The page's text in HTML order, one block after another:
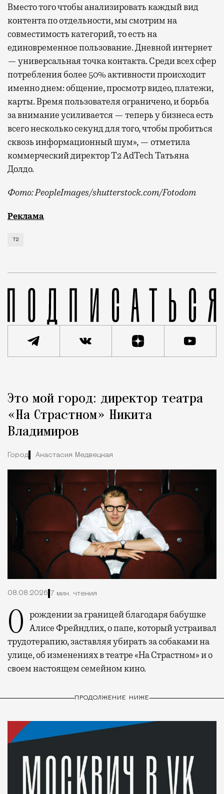
Вместо того чтобы анализировать каждый вид
контента по отдельности, мы смотрим на
совместимость категорий, то есть на
единовременное пользование. Дневной интернет
— универсальная точка контакта. Среди всех сфер
потребления более 50% активности происходит
именно днем: общение, просмотр видео, платежи,
карты. Время пользователя ограничено, и борьба
за внимание усиливается — теперь у бизнеса есть
всего несколько секунд для того, чтобы пробиться
сквозь информационный шум», — отметила
коммерческий директор Т2 AdTech Татьяна
Долдо.
Фото: PeopleImages/shutterstock.com/Fotodom
Мобильный оператор Т2 изучил модели интернет-
Реклама
Т2
Город
Это мой город: директор театра
«На Страстном» Никита
Владимиров
Город Анастасия Медвецкая
08.08.2026 7 мин. чтения
О рождении за границей благодаря бабушке Алисе Фрейндлих, о папе, который устраивал
трудотерапию, заставляя убирать за собаками на
улице, об изменениях в театре «На Страстном» и о
своем настоящем семейном кино.
ПРОДОЛЖЕНИЕ НИЖЕ